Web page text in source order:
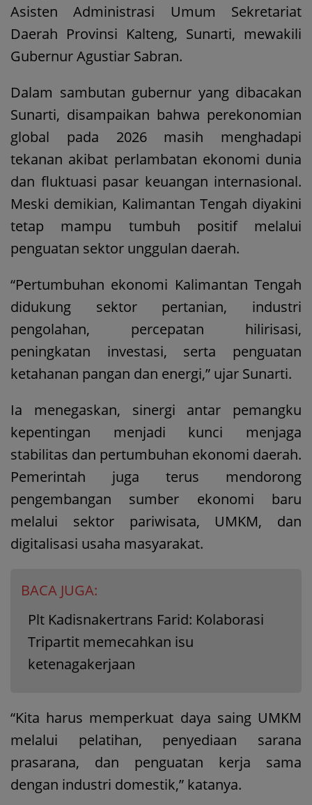
Asisten Administrasi Umum Sekretariat
Daerah Provinsi Kalteng, Sunarti, mewakili
Gubernur Agustiar Sabran.
Dalam sambutan gubernur yang dibacakan
Sunarti, disampaikan bahwa perekonomian
global pada 2026 masih menghadapi
tekanan akibat perlambatan ekonomi dunia
dan fluktuasi pasar keuangan internasional.
Meski demikian, Kalimantan Tengah diyakini
tetap mampu tumbuh positif melalui
penguatan sektor unggulan daerah.
“Pertumbuhan ekonomi Kalimantan Tengah
didukung sektor pertanian, industri
pengolahan, percepatan hilirisasi,
peningkatan investasi, serta penguatan
ketahanan pangan dan energi,” ujar Sunarti.
Ia menegaskan, sinergi antar pemangku
kepentingan menjadi kunci menjaga
stabilitas dan pertumbuhan ekonomi daerah.
Pemerintah juga terus mendorong
pengembangan sumber ekonomi baru
melalui sektor pariwisata, UMKM, dan
digitalisasi usaha masyarakat.
BACA JUGA:
Plt Kadisnakertrans Farid: Kolaborasi
Tripartit memecahkan isu
ketenagakerjaan
“Kita harus memperkuat daya saing UMKM
melalui pelatihan, penyediaan sarana
prasarana, dan penguatan kerja sama
dengan industri domestik,” katanya.